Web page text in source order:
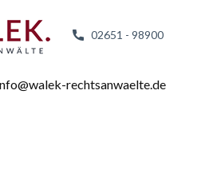
02651 - 98900
rechtsanwaelte.de